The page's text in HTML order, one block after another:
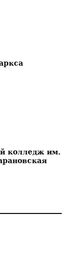
колледж им.